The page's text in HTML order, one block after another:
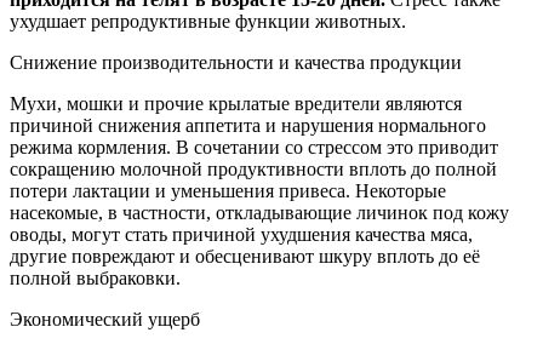
ухудшает репродуктивные функции животных.
Снижение производительности и качества продукции
Мухи, мошки и прочие крылатые вредители являются
причиной снижения аппетита и нарушения нормального
режима кормления. В сочетании со стрессом это приводит
сокращению молочной продуктивности вплоть до полной
потери лактации и уменьшения привеса. Некоторые
насекомые, в частности, откладывающие личинок под кожу
оводы, могут стать причиной ухудшения качества мяса,
другие повреждают и обесценивают шкуру вплоть до её
полной выбраковки.
Экономический ущерб